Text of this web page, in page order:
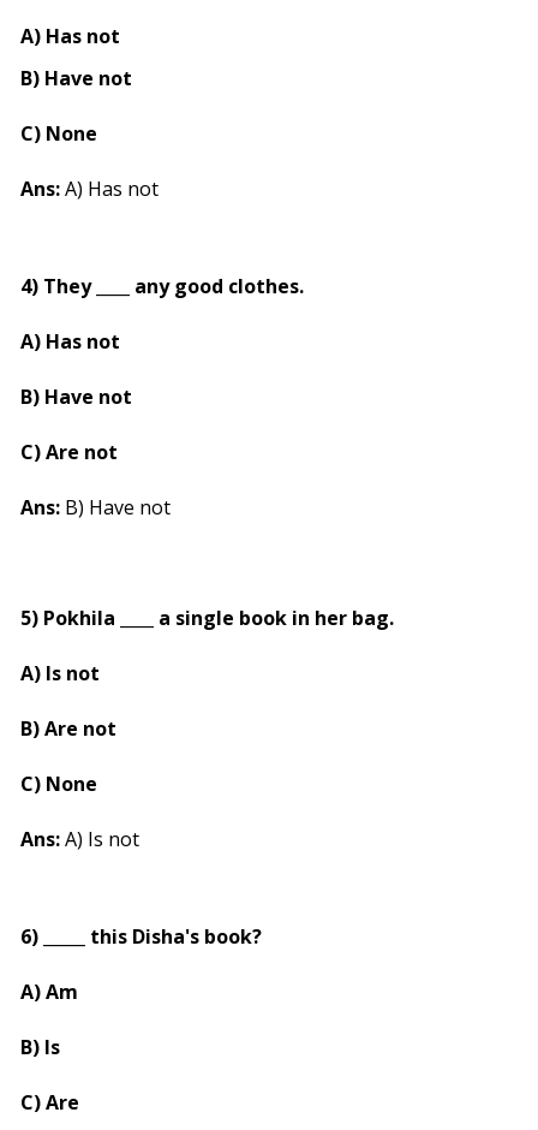
A) Has not
B) Have not
C) None
Ans:A) Has not
4) They ____ any good clothes.
A) Has not
B) Have not
C) Are not
Ans: B) Have not
5) Pokhila ____ a single book in her bag.
A) Is not
B) Are not
C) None
Ans:A) Is not
6) _____ this Disha's book?
A) Am
B) Is
C) Are